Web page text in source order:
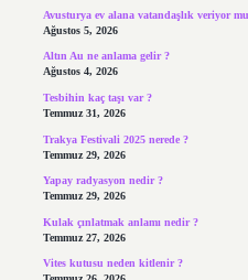
Avusturya ev alana vatandaşlık veriyor
Ağustos 5, 2026
Altın Au ne anlama gelir ?
Ağustos 4, 2026
Tesbihin kaç taşı var ?
Temmuz 31, 2026
Trakya Festivali 2025 nerede ?
Temmuz 29, 2026
Yapay radyasyon nedir ?
Temmuz 29, 2026
Kulak çınlatmak anlamı nedir ?
Temmuz 27, 2026
Vites kutusu neden kitlenir ?